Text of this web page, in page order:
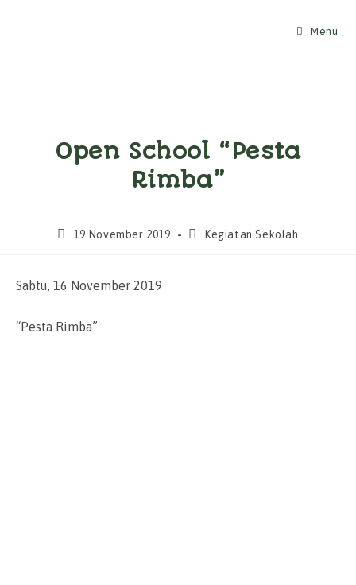
Menu
Open School “Pesta
Rimba”
Post19 November 2019
PostKegiatan Sekolah
Sabtu, 16 November 2019
“Pesta Rimba”